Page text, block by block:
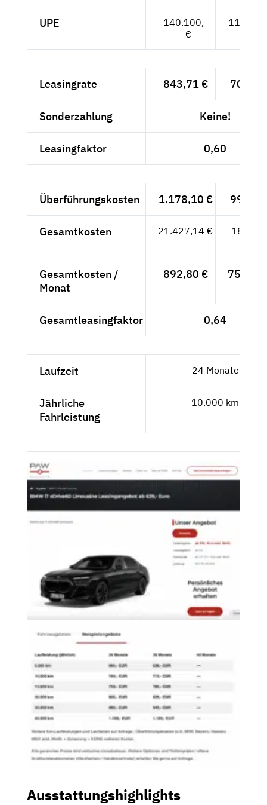
UPE
140.100,-
- €
Leasingrate 843,71 € 709,--
Sonderzahlung Keine!
Leasingfaktor 0,60
Überführungskosten 1.178,10 € 990,--
Gesamtkosten 21.427,14 €
Gesamtkosten /
Monat
892,80 € 750,25
Gesamtleasingfaktor 0,64
Laufzeit 24 Monate
Jährliche
Fahrleistung
10.000 km
Ausstattungshighlights